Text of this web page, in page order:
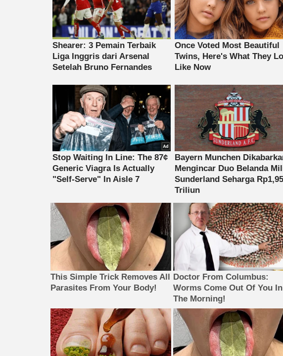
This Simple Trick Removes All
Parasites From Your Body!
Doctor From Columbus:
Worms Come Out Of You In
The Morning!